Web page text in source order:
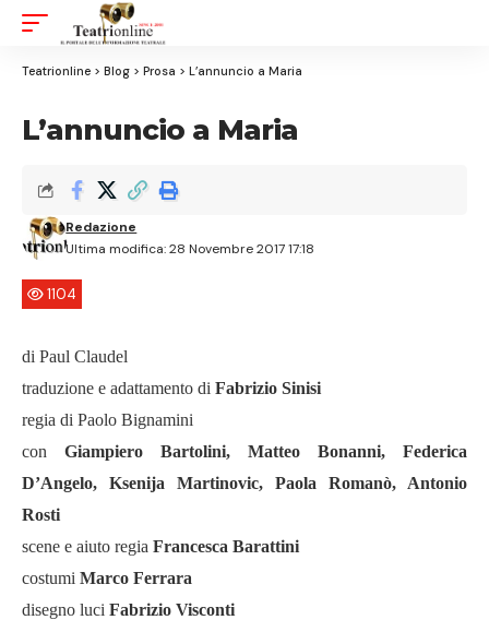
Teatrionline > Blog > Prosa > L’annuncio a Maria
L’annuncio a Maria
Ultima modifica: 28 Novembre 2017 17:18
Redazione
1104
di Paul Claudel
traduzione e adattamento di Fabrizio Sinisi
regia di Paolo Bignamini
con Giampiero Bartolini, Matteo Bonanni, Federica
D’Angelo, Ksenija Martinovic, Paola Romanò, Antonio
Rosti
scene e aiuto regia Francesca Barattini
costumi Marco Ferrara
disegno luci Fabrizio Visconti